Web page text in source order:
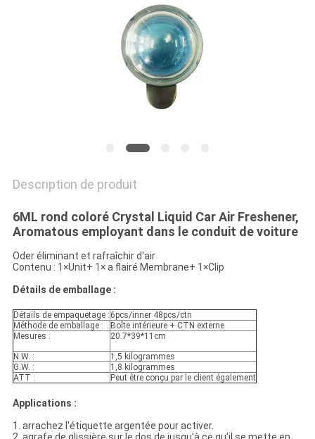
Description de produit
6ML rond coloré Crystal Liquid Car Air Freshener,
Aromatous employant dans le conduit de voiture
Oder éliminant et rafraîchir d'air
Contenu : 1×Unit+ 1× a flairé Membrane+ 1×Clip
Détails de emballage :
Détails de empaquetage : 6pcs/inner 48pcs/ctn
Méthode de emballage :
Boîte intérieure + CTN externe
Mesures :
20.7*39*11cm
N.W. :
1,5 kilogrammes
G.W. :
1,8 kilogrammes
ATT :
Peut être conçu par le client également
Applications :
1. arrachez l'étiquette argentée pour activer.